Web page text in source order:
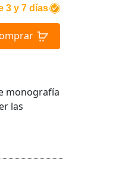
3 y 7 días
monografía
las